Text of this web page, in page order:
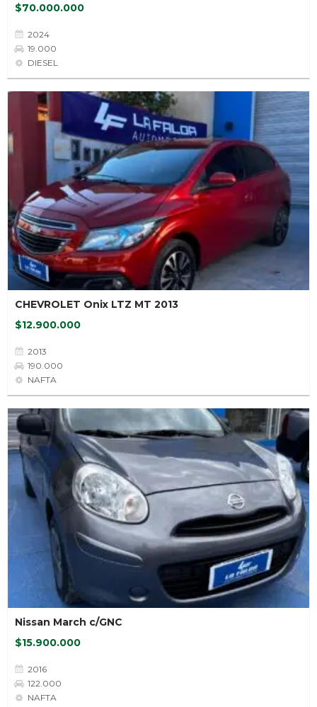
$70.000.000
2024
19.000
DIESEL
CHEVROLET Onix LTZ MT 2013
$12.900.000
2013
190.000
NAFTA
Nissan March c/GNC
$15.900.000
2016
122.000
NAFTA